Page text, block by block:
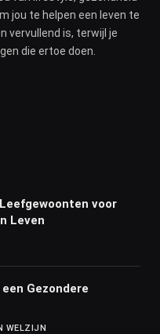
jou te helpen een leven te
vervullend is, terwijl je
die ertoe doen.
voor
Leven
Gezondere
WELZIJN